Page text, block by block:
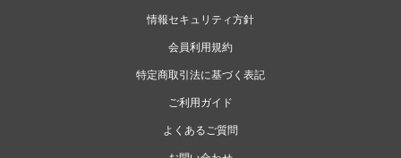
情報セキュリティ方針
会員利用規約
特定商取引法に基づく表記
ご利用ガイド
よくあるご質問